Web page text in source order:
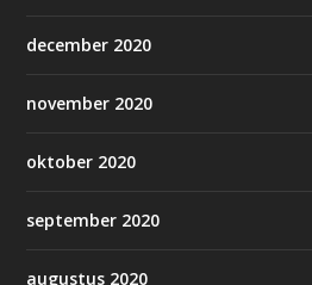
december 2020
november 2020
oktober 2020
september 2020
augustus 2020